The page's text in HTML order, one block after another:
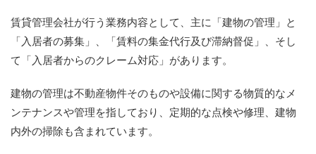
賃貸管理会社が行う業務内容として、主に「建物の管理」と
「入居者の募集」、「賃料の集金代行及び滞納督促」、そし
て「入居者からのクレーム対応」があります。
建物の管理は不動産物件そのものや設備に関する物質的なメ
ンテナンスや管理を指しており、定期的な点検や修理、建物
内外の掃除も含まれています。